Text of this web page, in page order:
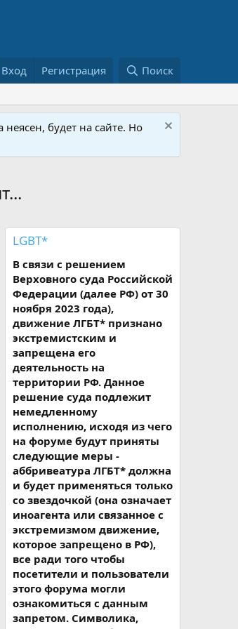
Вход Регистрация Поиск
будет на сайте. Но
LGBT*
В связи с решением
Верховного суда Российской
Федерации (далее РФ) от 30
ноября 2023 года),
движение ЛГБТ* признано
экстремистским и
запрещена его
деятельность на
территории РФ. Данное
решение суда подлежит
немедленному
исполнению, исходя из чего
на форуме будут приняты
следующие меры -
аббривеатура ЛГБТ* должна
и будет применяться только
со звездочкой (она означает
иноагента или связанное с
экстремизмом движение,
которое запрещено в РФ),
все ради того чтобы
посетители и пользователи
этого форума могли
ознакомиться с данным
запретом. Символика,